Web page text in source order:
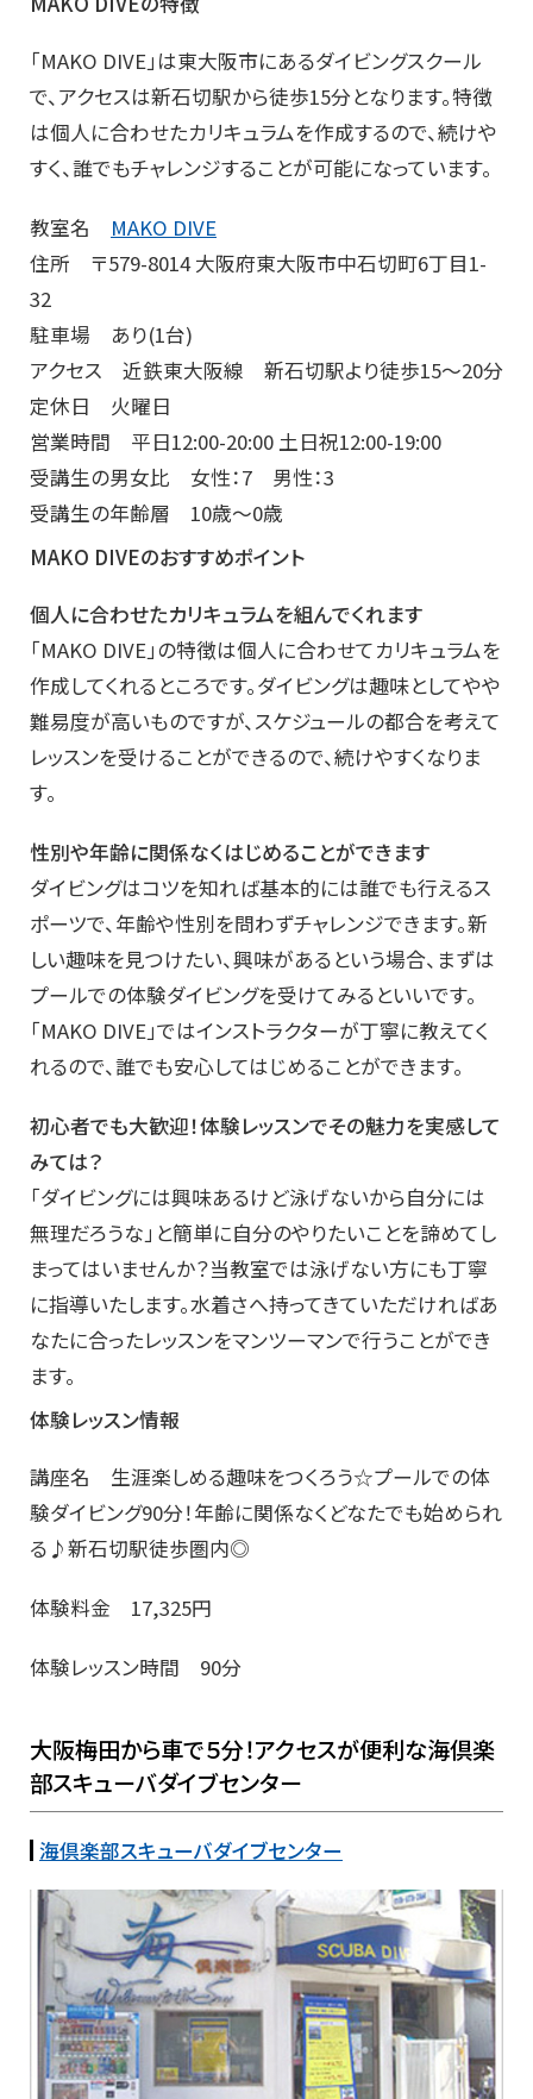
「MAKO DIVE」は東大阪市にあるダイビングスクール
で、アクセスは新石切駅から徒歩15分となります。特徴
は個人に合わせたカリキュラムを作成するので、続けや
すく、誰でもチャレンジすることが可能になっています。
教室名 MAKO DIVE
住所 〒579-8014 大阪府東大阪市中石切町6丁目1-
32
駐車場 あり(1台)
アクセス 近鉄東大阪線 新石切駅より徒歩15〜20分
定休日 火曜日
営業時間 平日12:00-20:00 土日祝12:00-19:00
受講生の男女比 女性：7 男性：3
受講生の年齢層 10歳～0歳
MAKO DIVEのおすすめポイント
個人に合わせたカリキュラムを組んでくれます
「MAKO DIVE」の特徴は個人に合わせてカリキュラムを
作成してくれるところです。ダイビングは趣味としてやや
難易度が高いものですが、スケジュールの都合を考えて
レッスンを受けることができるので、続けやすくなりま
す。
性別や年齢に関係なくはじめることができます
ダイビングはコツを知れば基本的には誰でも行えるス
ポーツで、年齢や性別を問わずチャレンジできます。新
しい趣味を見つけたい、興味があるという場合、まずは
プールでの体験ダイビングを受けてみるといいです。
「MAKO DIVE」ではインストラクターが丁寧に教えてく
れるので、誰でも安心してはじめることができます。
初心者でも大歓迎！体験レッスンでその魅力を実感して
みては？
「ダイビングには興味あるけど泳げないから自分には
無理だろうな」と簡単に自分のやりたいことを諦めてし
まってはいませんか？当教室では泳げない方にも丁寧
に指導いたします。水着さへ持ってきていただければあ
なたに合ったレッスンをマンツーマンで行うことができ
ます。
体験レッスン情報
講座名 生涯楽しめる趣味をつくろう☆プールでの体
験ダイビング90分！年齢に関係なくどなたでも始められ
る♪新石切駅徒歩圏内◎
体験料金 17,325円
体験レッスン時間 90分
大阪梅田から車で５分！アクセスが便利な海倶楽
部スキューバダイブセンター
海倶楽部スキューバダイブセンター